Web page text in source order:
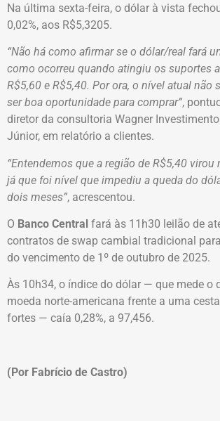
Na última sexta-feira, o dólar à vista
0,02%, aos R$5,3205.
“Não há como afirmar se o dólar/real fará
como ocorreu quando atingiu os suportes
R$5,60 e R$5,40. Por ora, o nível atual não
ser boa oportunidade para comprar”,
diretor da consultoria Wagner
Júnior, em relatório a clientes.
“Entendemos que a região de R$5,40 virou
já que foi nível que impediu a queda do
dois meses”, acrescentou.
O Banco Central fará às 11h30 leilão de
contratos de swap cambial tradicional
do vencimento de 1º de outubro de 2025.
Às 10h34, o índice do dólar — que mede o
moeda norte-americana frente a uma
fortes — caía 0,28%, a 97,456.
(Por Fabrício de Castro)